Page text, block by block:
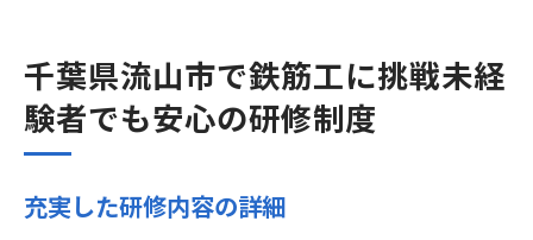
千葉県流山市で鉄筋工に挑戦未経
験者でも安心の研修制度
充実した研修内容の詳細